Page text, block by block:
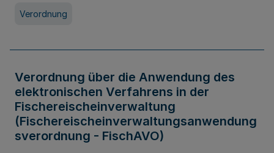
Verordnung
Verordnung über die Anwendung des
elektronischen Verfahrens in der
Fischereischeinverwaltung
(Fischereischeinverwaltungsanwendung
sverordnung - FischAVO)